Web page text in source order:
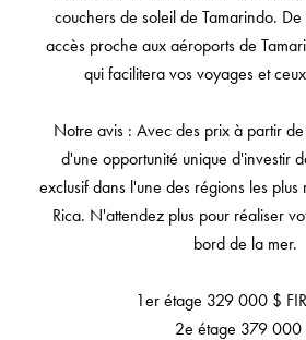
couchers de soleil de Tamarindo. De
accès proche aux aéroports de
qui facilitera vos voyages et
Notre avis : Avec des prix à partir
d'une opportunité unique d'investir
exclusif dans l'une des régions les
Rica. N'attendez plus pour réaliser
bord de la mer.
1er étage 329 000 $
2e étage 379 000